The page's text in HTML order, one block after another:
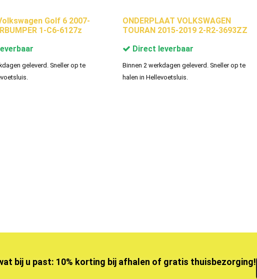
Golf 6 2007-
1-C6-6127z
geleverd. Sneller op te
ONDERPLAAT VOLKSWAGEN
TOURAN 2015-2019 2-R2-3693ZZ
Direct leverbaar
Binnen 2 werkdagen geleverd. Sneller op te
halen in Hellevoetsluis.
bij u past: 10% korting bij afhalen of gratis thuisbezorging!